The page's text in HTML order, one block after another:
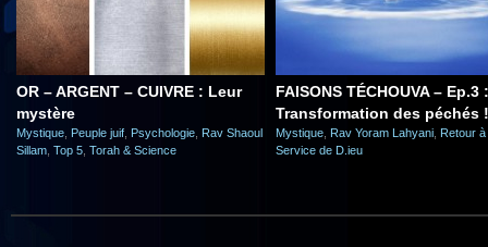
OR – ARGENT – CUIVRE : Leur
mystère
Mystique Peuple juif Psychologie Rav Shaoul
Sillam Top 5 Torah & Science
FAISONS TÉCHOUVA – Ep.3 :
Transformation des péchés !
Mystique Rav Yoram Lahyani Retour à
Service de D.ieu